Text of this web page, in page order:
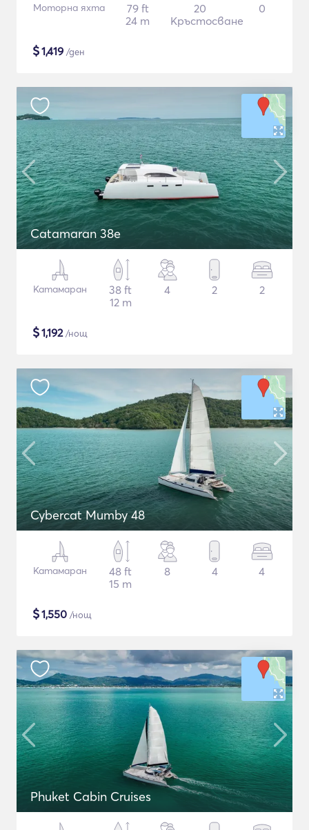
Моторна яхта
79 ft
24 m
20
Кръстосване
0
$1,419 /ден
Catamaran 38e
Катамаран
38 ft
12 m
4 2 2
$1,192/нощ
Cybercat Mumby 48
Катамаран
48 ft
15 m
8 4 4
$1,550 /нощ
Phuket Cabin Cruises